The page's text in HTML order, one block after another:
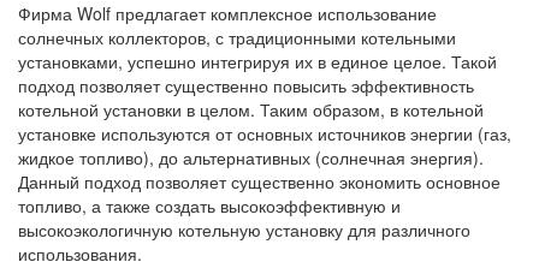
Фирма Wolf предлагает комплексное использование
солнечных коллекторов, с традиционными котельными
установками, успешно интегрируя их в единое целое. Такой
подход позволяет существенно повысить эффективность
котельной установки в целом. Таким образом, в котельной
установке используются от основных источников энергии (газ,
жидкое топливо), до альтернативных (солнечная энергия).
Данный подход позволяет существенно экономить основное
топливо, а также создать высокоэффективную и
высокоэкологичную котельную установку для различного
использования.